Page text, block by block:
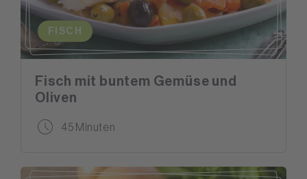
FISCH
Fisch mit buntem Gemüse und
Oliven
45 Minuten